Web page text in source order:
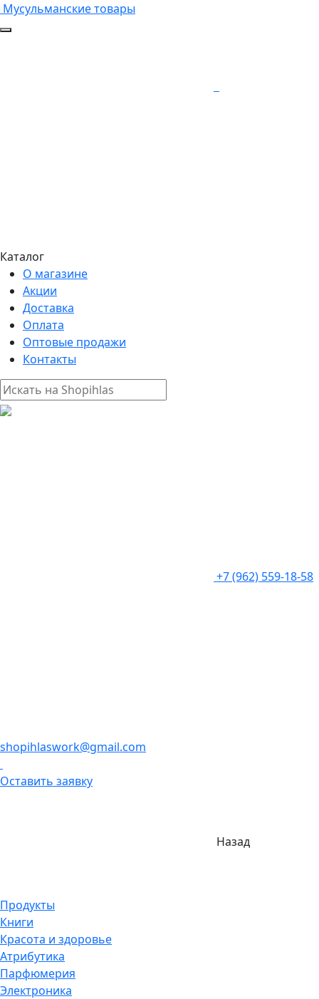
Мусульманские товары
Каталог
О магазине
Акции
Доставка
Оплата
Оптовые продажи
Контакты
+7 (962) 559-18-58
shopihlaswork@gmail.com
Оставить заявку
Назад
Продукты
Книги
Красота и здоровье
Атрибутика
Парфюмерия
Электроника